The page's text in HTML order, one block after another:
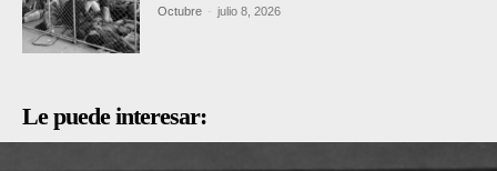
Octubre - julio 8, 2026
Le puede interesar: